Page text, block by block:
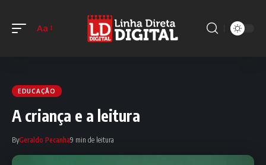
Aa
EDUCAÇÃO
A criança e a leitura
ByGeraldo Pecanha9 min de leitura